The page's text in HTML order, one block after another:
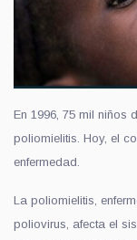
En 1996, 75 mil niños
poliomielitis. Hoy, el
enfermedad.
La poliomielitis,
poliovirus, afecta el